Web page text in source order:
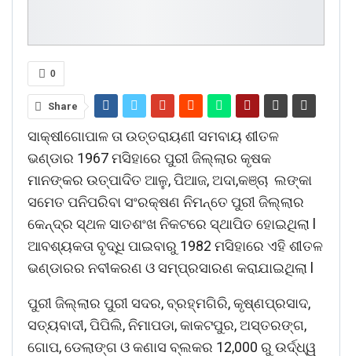
0
Share
ସାକ୍ଷୀଗୋପାଳ ତା ଉତ୍ତରାୟଣୀ ସମବାୟ ଶୀତଳ
ଭଣ୍ଡାର 1967 ମସିହାରେ ପୁରୀ ଜିଲ୍ଲାର କୃଷକ
ମାନଙ୍କର ଉତ୍ପାଦିତ ଆଳୁ, ପିଆଜ, ଅଦା,କଞ୍ଚା ଲଙ୍କା
ସମେତ ପନିପରିବା ସଂରକ୍ଷଣ ନିମନ୍ତେ ପୁରୀ ଜିଲ୍ଲାର
କେନ୍ଦ୍ର ସ୍ଥଳ ସାତଶଂଖ ନିକଟରେ ସ୍ଥାପିତ ହୋଇଥିଲା l
ଆବଶ୍ୟକତା ବୃଦ୍ଧି ପାଇବାରୁ 1982 ମସିହାରେ ଏହି ଶୀତଳ
ଭଣ୍ଡାରର ନବୀକରଣ ଓ ସମ୍ପ୍ରସାରଣ କରାଯାଇଥିଲା l
ପୁରୀ ଜିଲ୍ଲାର ପୁରୀ ସଦର, ବ୍ରହ୍ମଗିରି, କୃଷ୍ଣପ୍ରସାଦ,
ସତ୍ୟବାଦୀ, ପିପିଲି, ନିମାପଡା, କାକଟପୁର, ଅସ୍ତରଙ୍ଗ,
ଗୋପ, ଡେଲାଙ୍ଗ ଓ କଣାସ ବ୍ଲକର 12,000 ରୁ ଉର୍ଦ୍ଧ୍ୱ